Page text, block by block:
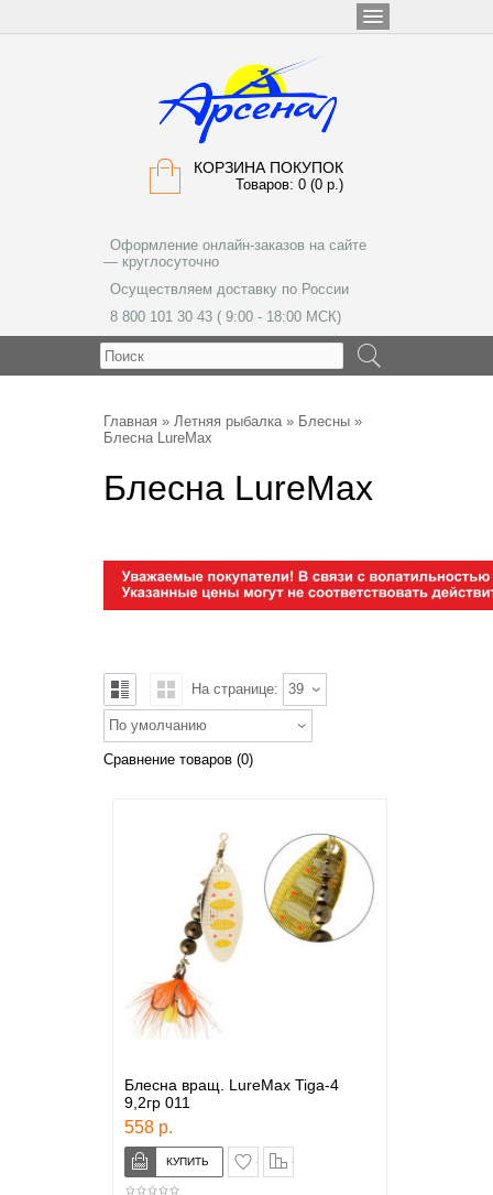
КОРЗИНА ПОКУПОК
Товаров: 0 (0 р.)
Оформление онлайн-заказов на сайте
— круглосуточно
Осуществляем доставку по России
8 800 101 30 43 ( 9:00 - 18:00 МСК)
Главная » Летняя рыбалка» Блесны »
Блесна LureMax
Блесна LureMax
На странице: 39
По умолчанию
Сравнение товаров (0)
Блесна вращ. LureMax Tiga-4
9,2гр 011
558 р.
в закладки